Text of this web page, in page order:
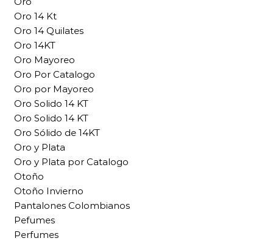
Oro 14 Kt
Oro 14 Quilates
Oro 14KT
Oro Mayoreo
Oro Por Catalogo
Oro por Mayoreo
Oro Solido 14 KT
Oro Solido 14 KT
Oro Sólido de 14KT
Oro y Plata
Oro y Plata por Catalogo
Otoño
Otoño Invierno
Pantalones Colombianos
Pefumes
Perfumes